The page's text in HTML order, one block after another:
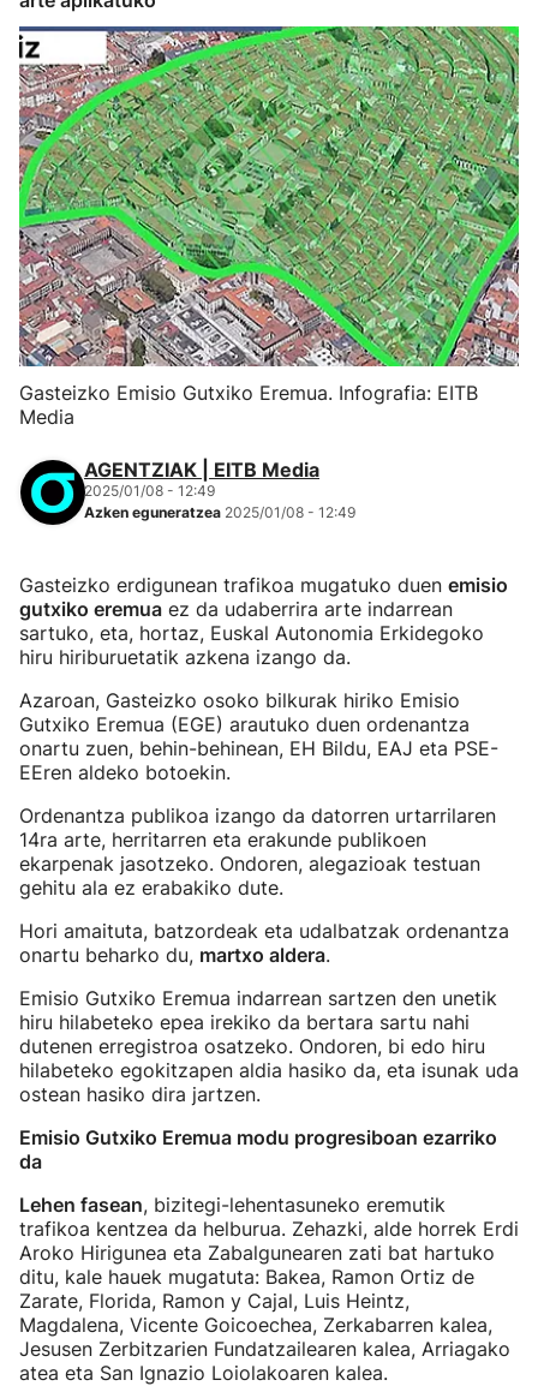
Gasteizko Emisio Gutxiko Eremua. Infografia: EITB
Media
AGENTZIAK | EITB Media
2025/01/08 - 12:49
Azken eguneratzea 2025/01/08 - 12:49
Gasteizko erdigunean trafikoa mugatuko duen emisio
gutxiko eremua ez da udaberrira arte indarrean
sartuko, eta, hortaz, Euskal Autonomia Erkidegoko
hiru hiriburuetatik azkena izango da.
Azaroan, Gasteizko osoko bilkurak hiriko Emisio
Gutxiko Eremua (EGE) arautuko duen ordenantza
onartu zuen, behin-behinean, EH Bildu, EAJ eta PSE-
EEren aldeko botoekin.
Ordenantza publikoa izango da datorren urtarrilaren
14ra arte, herritarren eta erakunde publikoen
ekarpenak jasotzeko. Ondoren, alegazioak testuan
gehitu ala ez erabakiko dute.
Hori amaituta, batzordeak eta udalbatzak ordenantza
onartu beharko du, martxo aldera.
Emisio Gutxiko Eremua indarrean sartzen den unetik
hiru hilabeteko epea irekiko da bertara sartu nahi
dutenen erregistroa osatzeko. Ondoren, bi edo hiru
hilabeteko egokitzapen aldia hasiko da, eta isunak uda
ostean hasiko dira jartzen.
Emisio Gutxiko Eremua modu progresiboan ezarriko
da
Lehen fasean, bizitegi-lehentasuneko eremutik
trafikoa kentzea da helburua. Zehazki, alde horrek Erdi
Aroko Hirigunea eta Zabalgunearen zati bat hartuko
ditu, kale hauek mugatuta: Bakea, Ramon Ortiz de
Zarate, Florida, Ramon y Cajal, Luis Heintz,
Magdalena, Vicente Goicoechea, Zerkabarren kalea,
Jesusen Zerbitzarien Fundatzailearen kalea, Arriagako
atea eta San Ignazio Loiolakoaren kalea.